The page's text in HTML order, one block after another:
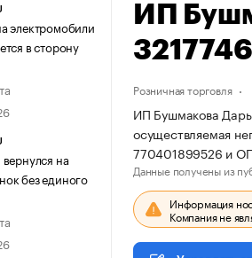
электромобили
в сторону
на
без единого
ИП
Розничная торговля
ИП Бушмакова
осуществляемая
770401899526 и
Данные получены из
Информация
Компания не